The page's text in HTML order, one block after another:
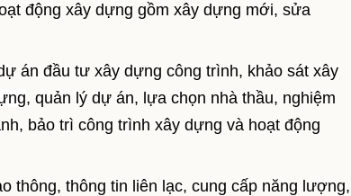
động xây dựng gồm xây dựng mới, sửa
án đầu tư xây dựng công trình, khảo sát xây
, quản lý dự án, lựa chọn nhà thầu, nghiệm
bảo trì công trình xây dựng và hoạt động
thông, thông tin liên lạc, cung cấp năng lượng,